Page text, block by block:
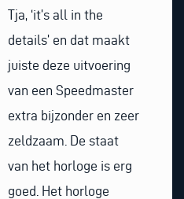
Tja, ‘it’s all in the
details’ en dat maakt
juiste deze uitvoering
van een Speedmaster
extra bijzonder en zeer
zeldzaam. De staat
van het horloge is erg
goed. Het horloge